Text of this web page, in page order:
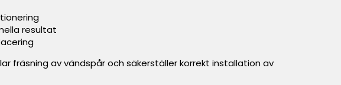
resultat
fräsning av vändspår och säkerställer korrekt installation av